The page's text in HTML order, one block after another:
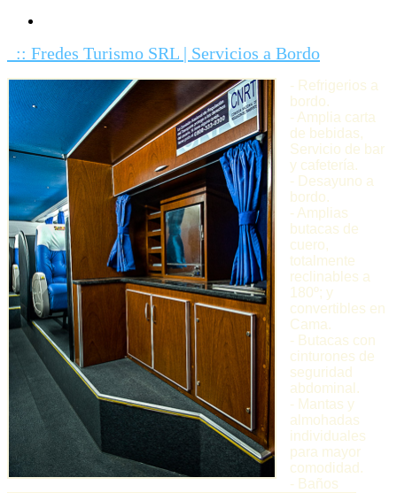
:: Fredes Turismo SRL | Servicios a Bordo
- Refrigerios a
bordo.
- Amplia carta
de bebidas,
Servicio de bar
y cafetería.
- Desayuno a
bordo.
- Amplias
butacas de
cuero,
totalmente
reclinables a
180º; y
convertibles en
Cama.
- Butacas con
cinturones de
seguridad
abdominal.
- Mantas y
almohadas
individuales
para mayor
comodidad.
- Baños